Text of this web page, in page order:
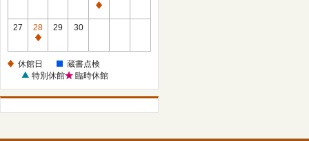
休
27
28
休
日
29 30
休館日
蔵書点検
特別休館
臨時休館